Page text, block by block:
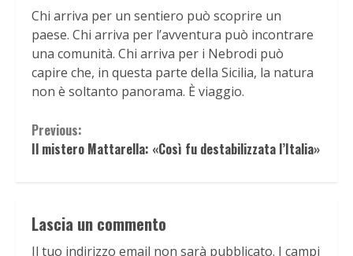
Chi arriva per un sentiero può scoprire un
paese. Chi arriva per l’avventura può incontrare
una comunità. Chi arriva per i Nebrodi può
capire che, in questa parte della Sicilia, la natura
non è soltanto panorama. È viaggio.
Continue
Reading
Previous:
Il mistero Mattarella: «Così fu destabilizzata l’Italia»
Lascia un commento
Il tuo indirizzo email non sarà pubblicato. I campi